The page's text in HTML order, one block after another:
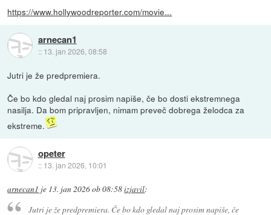
https://www.hollywoodreporter.com/movie...
arnecan1
:: 13. jan 2026, 08:58
Jutri je že predpremiera.
Če bo kdo gledal naj prosim napiše, če bo dosti ekstremnega
nasilja. Da bom pripravljen, nimam preveč dobrega želodca za
ekstreme.
opeter
:: 13. jan 2026, 10:01
arnecan1 je 13. jan 2026 ob 08:58izjavil:
Jutri je že predpremiera. Če bo kdo gledal naj prosim napiše, če